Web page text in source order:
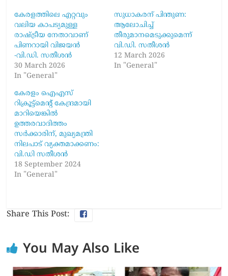
കേരളത്തിലെ എറ്റവും
വലിയ കാപട്യമുള്ള
രാഷ്ട്രീയ നേതാവാണ്
പിണറായി വിജയൻ
-വി.ഡി. സതീശൻ
30 March 2026
In "General"
സുധാകരന് പിന്തുണ:
ആലോചിച്ച്
തീരുമാനമെടുക്കുമെന്ന്
വി.ഡി. സതീശൻ
12 March 2026
In "General"
കേരളം ഐഎസ്
റിക്രൂട്ട്മെന്റ് കേന്ദ്രമായി
മാറിയെങ്കിൽ
ഉത്തരവാദിത്തം
സർക്കാരിന്, മുഖ്യമന്ത്രി
നിലപാട് വ്യക്തമാക്കണം:
വി.ഡി സതീശൻ
18 September 2024
In "General"
Share This Post:
You May Also Like